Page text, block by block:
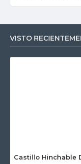
VISTO